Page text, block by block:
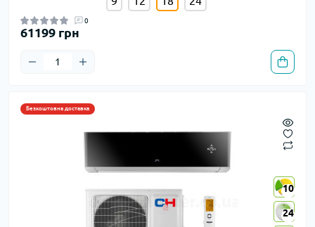
0
61199 грн
Безкоштовна доставка
10
24
10
24